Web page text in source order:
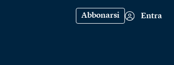
Abbonarsi Entra